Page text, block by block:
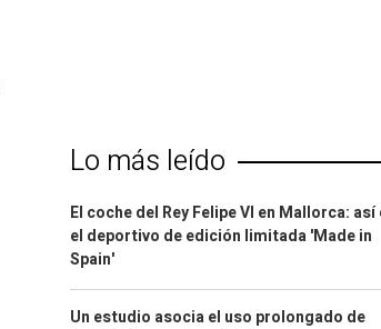
Lo más leído
El coche del Rey Felipe VI en Mallorca: así
el deportivo de edición limitada 'Made in
Spain'
Un estudio asocia el uso prolongado de